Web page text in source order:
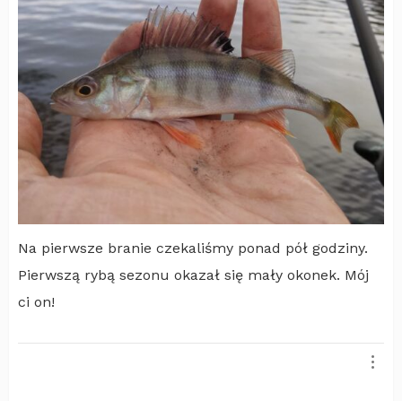
Na pierwsze branie czekaliśmy ponad pół godziny.
Pierwszą rybą sezonu okazał się mały okonek. Mój
ci on!